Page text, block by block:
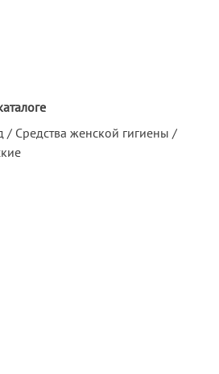
/ Средства женской гигиены /